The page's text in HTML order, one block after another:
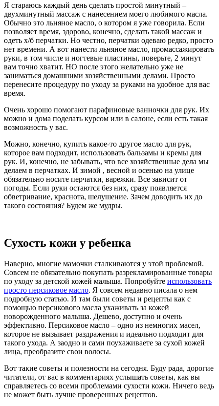
Я стараюсь каждый день сделать простой минутный –
двухминутный массаж с нанесением моего любимого масла.
Обычно это льняное масло, о котором я уже говорила. Если
позволяет время, здорово, конечно, сделать такой массаж и
одеть х/б перчатки. Но честно, перчатки одеваю редко, просто
нет времени. А вот нанести льняное масло, промассажировать
руки, в том числе и ногтевые пластины, поверьте, 2 минут
вам точно хватит. НО после этого желательно уже не
заниматься домашними хозяйственными делами. Просто
перенесите процедуру по уходу за руками на удобное для вас
время.
Очень хорошо помогают парафиновые ванночки для рук. Их
можно и дома поделать курсом или в салоне, если есть такая
возможность у вас.
Можно, конечно, купить какое-то другое масло для рук,
которое вам подходит, использовать бальзамы и кремы для
рук. И, конечно, не забывать, что все хозяйственные дела мы
делаем в перчатках. И зимой , весной и осенью на улице
обязательно носите перчатки, варежки. Все зависит от
погоды. Если руки остаются без них, сразу появляется
обветривание, краснота, шелушение. Зачем доводить их до
такого состояния? Будем же мудры.
Сухость кожи у ребенка
Наверно, многие мамочки сталкиваются у этой проблемой.
Совсем не обязательно покупать разрекламированные товары
по уходу за детской кожей малыша. Попробуйте использовать
просто персиковое масло. Я совсем недавно писала о нем
подробную статью. И там были советы и рецепты как с
помощью персикового масла ухаживать за кожей
новорожденного малыша. Дешево, доступно и очень
эффективно. Персиковое масло – одно из немногих масел,
которое не вызывает раздражения и идеально подходит для
такого ухода. А заодно и сами поухаживаете за сухой кожей
лица, преобразите свои волосы.
Вот такие советы и полезности на сегодня. Буду рада, дорогие
читатели, от вас в комментариях услышать советы, как вы
справляетесь со всеми проблемами сухости кожи. Ничего ведь
не может быть лучше проверенных рецептов.